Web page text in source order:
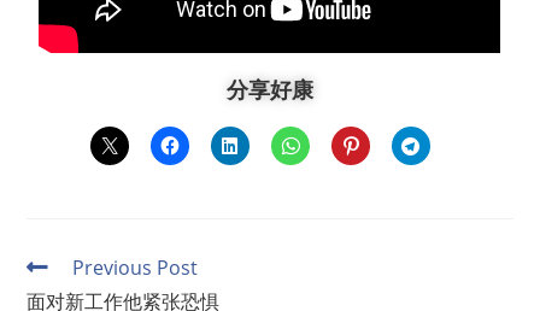
分享好康
Previous Post
面对新工作他紧张恐惧